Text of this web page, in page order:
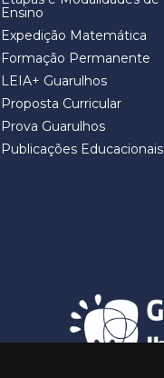
Ensino
Expedição Matemática
Formação Permanente
LEIA+ Guarulhos
Proposta Curricular
Prova Guarulhos
Publicações Educacionais